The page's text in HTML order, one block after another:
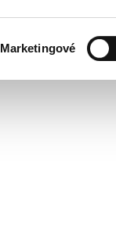
Marketingové